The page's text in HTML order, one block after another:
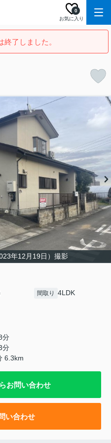
お気に入り
0
終了しました。
年12月19日）撮影
間取り 4LDK
分
分
6.3km
お問い合わせ
い合わせ